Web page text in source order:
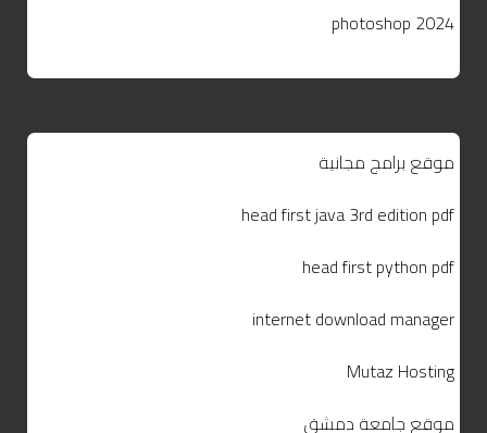
photoshop 2024
موقع برامج مجانية
head first java 3rd edition pdf
head first python pdf
internet download manager
Mutaz Hosting
موقع جامعة دمشق